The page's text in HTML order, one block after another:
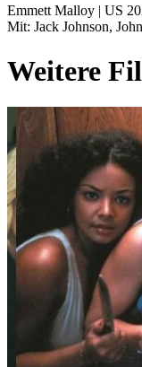
Emmett Malloy | US
Mit: Jack Johnson,
Weitere